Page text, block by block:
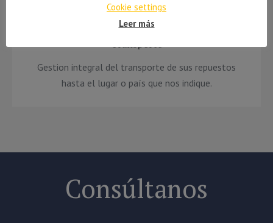
Transporte
Gestion integral del transporte de sus repuestos
hasta el lugar o país que nos indique.
Consúltanos
Cookie settings
Leer más